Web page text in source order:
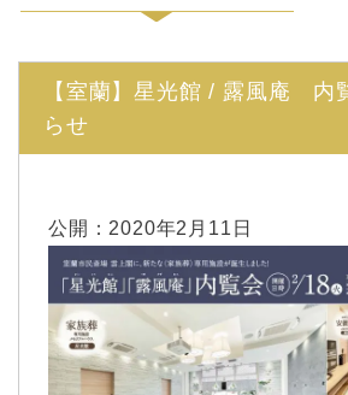
【室蘭】星光館 / 露風庵 内
らせ
公開： 2020年2月11日